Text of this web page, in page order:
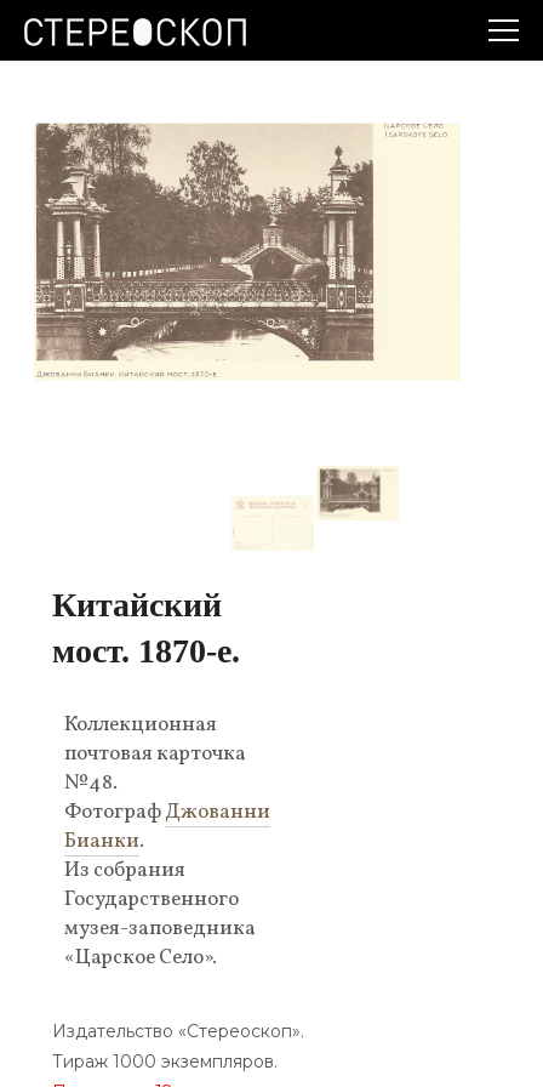
Китайский
мост. 1870-е.
Коллекционная
почтовая карточка
№48.
ФотографДжованни
Бианки.
Из собрания
Государственного
музея-заповедника
«Царское Село».
Издательство «Стереоскоп».
Тираж 1000 экземпляров.